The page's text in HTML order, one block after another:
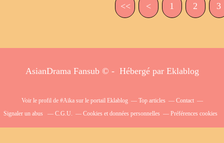
<< < 1 2 3
AsianDrama Fansub © - Hébergé par Eklablog
Voir le profil de #Aikasur le portail Eklablog Top articles
Contact
Signaler un abus
C.G.U. Cookies et données personnelles Préférences cookies